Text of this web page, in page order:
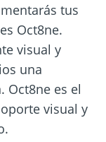
tus
Oct8ne.
visual y
una
Oct8ne es el
visual y